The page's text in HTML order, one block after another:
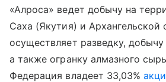
«Алроса» ведет добычу на
Саха (Якутия) и Архангельской
осуществляет разведку,
а также огранку алмазного
Федерация владеет 33,03%